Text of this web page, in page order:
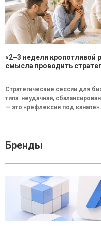
«2–3 недели кропотливой
смысла проводить
Стратегические сессии для
типа: неудачная,
— это «рефлексия под
Бренды